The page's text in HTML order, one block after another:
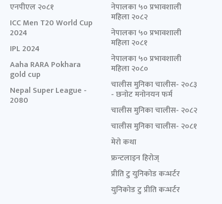
एनपीएल २०८१
ICC Men T20 World Cup
2024
IPL 2024
Aaha RARA Pokhara
gold cup
Nepal Super League -
2080
नेपालका ५० प्रभावशाली
महिला २०८२
नेपालका ५० प्रभावशाली
महिला २०८१
नेपालका ५० प्रभावशाली
महिला २०८०
चालीस मुनिका चालीस- २०८३
- छनोट मनोनयन फर्म
चालीस मुनिका चालीस- २०८२
चालीस मुनिका चालीस- २०८१
मेरो कथा
फ्रन्टलाइन हिरोज्
प्रीति टु युनिकोड कन्भर्टर
युनिकोड टु प्रीति कन्भर्टर